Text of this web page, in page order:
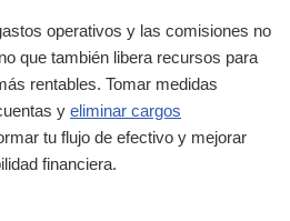
operativos y las comisiones no
que también libera recursos para
rentables. Tomar medidas
y eliminar cargos
tu flujo de efectivo y mejorar
financiera.